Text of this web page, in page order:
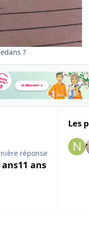
?
réponse
ans11 ans
Les
overview